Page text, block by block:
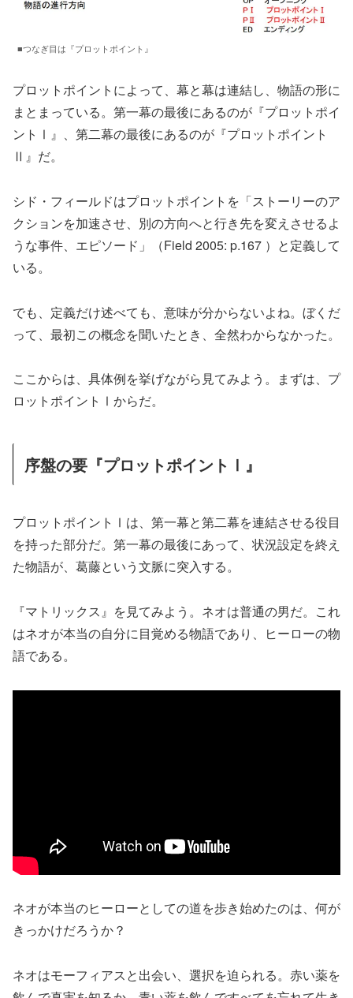
■つなぎ目は『プロットポイント』
プロットポイントによって、幕と幕は連結し、物語の形に
まとまっている。第一幕の最後にあるのが『プロットポイ
ントⅠ』、第二幕の最後にあるのが『プロットポイント
Ⅱ』だ。
シド・フィールドはプロットポイントを「ストーリーのア
クションを加速させ、別の方向へと行き先を変えさせるよ
うな事件、エピソード」（Field 2005: p.167 ）と定義して
いる。
でも、定義だけ述べても、意味が分からないよね。ぼくだ
って、最初この概念を聞いたとき、全然わからなかった。
ここからは、具体例を挙げながら見てみよう。まずは、プ
ロットポイントⅠからだ。
序盤の要『プロットポイントⅠ』
プロットポイントⅠは、第一幕と第二幕を連結させる役目
を持った部分だ。第一幕の最後にあって、状況設定を終え
た物語が、葛藤という文脈に突入する。
『マトリックス』を見てみよう。ネオは普通の男だ。これ
はネオが本当の自分に目覚める物語であり、ヒーローの物
語である。
ネオが本当のヒーローとしての道を歩き始めたのは、何が
きっかけだろうか？
ネオはモーフィアスと出会い、選択を迫られる。赤い薬を